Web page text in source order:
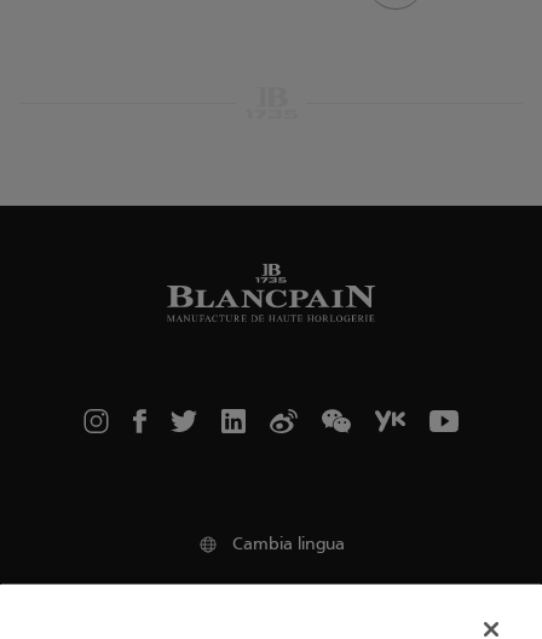
Cambia lingua